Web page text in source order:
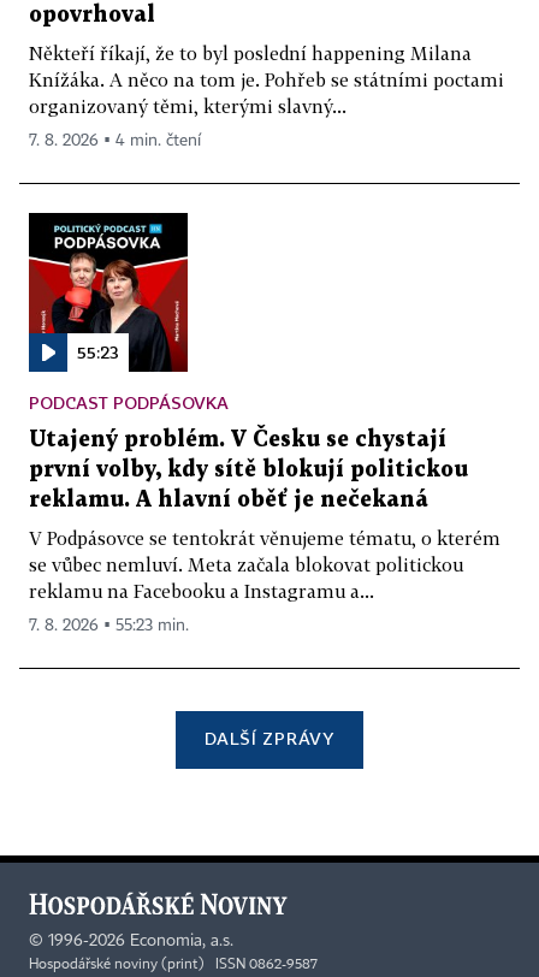
opovrhoval
Někteří říkají, že to byl poslední happening Milana
Knížáka. A něco na tom je. Pohřeb se státními poctami
organizovaný těmi, kterými slavný...
7. 8. 2026 ▪ 4 min. čtení
55:23
PODCAST PODPÁSOVKA
Utajený problém. V Česku se chystají
první volby, kdy sítě blokují politickou
reklamu. A hlavní oběť je nečekaná
V Podpásovce se tentokrát věnujeme tématu, o kterém
se vůbec nemluví. Meta začala blokovat politickou
reklamu na Facebooku a Instagramu a...
7. 8. 2026 ▪ 55:23 min.
DALŠÍ ZPRÁVY
© 1996-2026 Economia, a.s.
Hospodářské noviny (print) ISSN 0862-9587